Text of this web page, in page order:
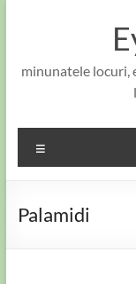
minunatele locuri,
Palamidi